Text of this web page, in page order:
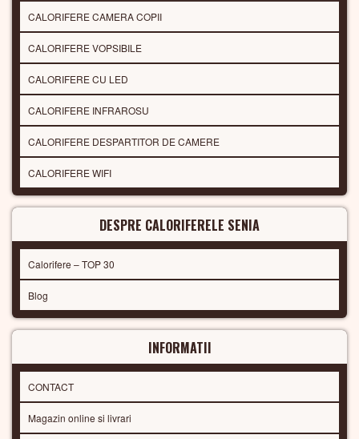
CALORIFERE CAMERA COPII
CALORIFERE VOPSIBILE
CALORIFERE CU LED
CALORIFERE INFRAROSU
CALORIFERE DESPARTITOR DE CAMERE
CALORIFERE WIFI
DESPRE CALORIFERELE SENIA
Calorifere – TOP 30
Blog
INFORMATII
CONTACT
Magazin online si livrari